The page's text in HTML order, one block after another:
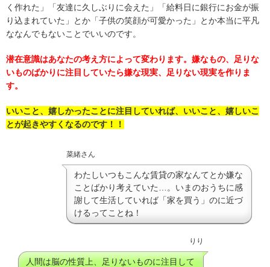
く作れた」「友達に久しぶりに会えた」「給料日に銀行にお金が振
り込まれていた」とか「子供の笑顔が可愛かった」とか本当に平凡
ななんでもないことでいいのです。
潜在意識はあなたの考え方によって変わります。嫌なもの、足りな
いものばかりに注目していたら嫌な現実、足りない現実を作りま
す。
いいこと、嬉しかったことに注目していれば、いいこと、嬉しいこ
とが起きやすくなるのです！！
菜緒さん
わたしいつもこんな賃貸の家なんてとか嫌な
ことばかり考えていた…。いまのおうちに感
謝して生活していれば「家を買う」のに近づ
けるってことね！
りり
人間は脳の性質上、足りないものに注目して